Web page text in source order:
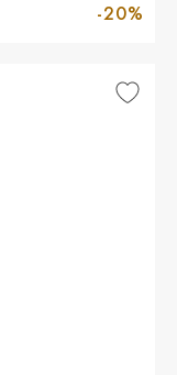
-20%